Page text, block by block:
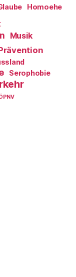
Homoehe
Musik
Serophobie